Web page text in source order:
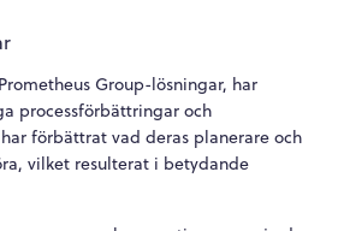
Group-lösningar, har
processförbättringar och
förbättrat vad deras planerare och
vilket resulterat i betydande